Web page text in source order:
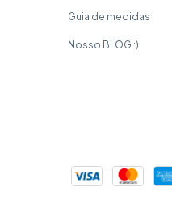
Guia de medidas
Nosso BLOG :)